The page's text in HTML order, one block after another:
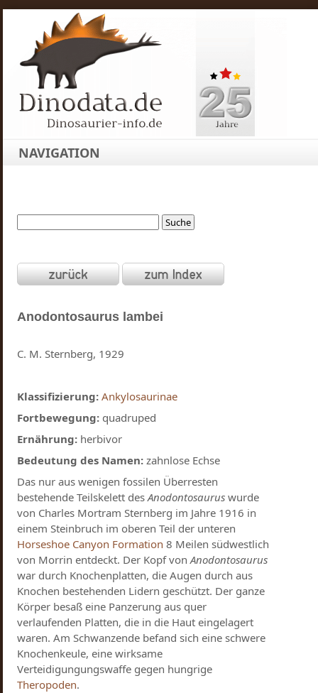
NAVIGATION
Anodontosaurus lambei
C. M. Sternberg, 1929
Klassifizierung: Ankylosaurinae
Fortbewegung: quadruped
Ernährung: herbivor
Bedeutung des Namen: zahnlose Echse
Das nur aus wenigen fossilen Überresten
bestehende Teilskelett desAnodontosaurus wurde
von Charles Mortram Sternberg im Jahre 1916 in
einem Steinbruch im oberen Teil der unteren
Horseshoe Canyon Formation 8 Meilen südwestlich
von Morrin entdeckt. Der Kopf vonAnodontosaurus
war durch Knochenplatten, die Augen durch aus
Knochen bestehenden Lidern geschützt. Der ganze
Körper besaß eine Panzerung aus quer
verlaufenden Platten, die in die Haut eingelagert
waren. Am Schwanzende befand sich eine schwere
Knochenkeule, eine wirksame
Verteidigungungswaffe gegen hungrige
Theropoden.